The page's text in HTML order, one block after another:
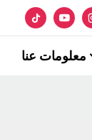
معلومات عنا